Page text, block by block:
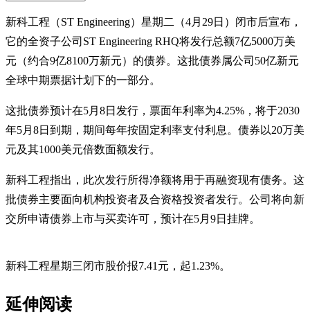
新科工程（ST Engineering）星期二（4月29日）闭市后宣布，
它的全资子公司ST Engineering RHQ将发行总额7亿5000万美
元（约合9亿8100万新元）的债券。这批债券属公司50亿新元
全球中期票据计划下的一部分。
这批债券预计在5月8日发行，票面年利率为4.25%，将于2030
年5月8日到期，期间每年按固定利率支付利息。债券以20万美
元及其1000美元倍数面额发行。
新科工程指出，此次发行所得净额将用于再融资现有债务。这
批债券主要面向机构投资者及合资格投资者发行。公司将向新
交所申请债券上市与买卖许可，预计在5月9日挂牌。
新科工程星期三闭市股价报7.41元，起1.23%。
延伸阅读